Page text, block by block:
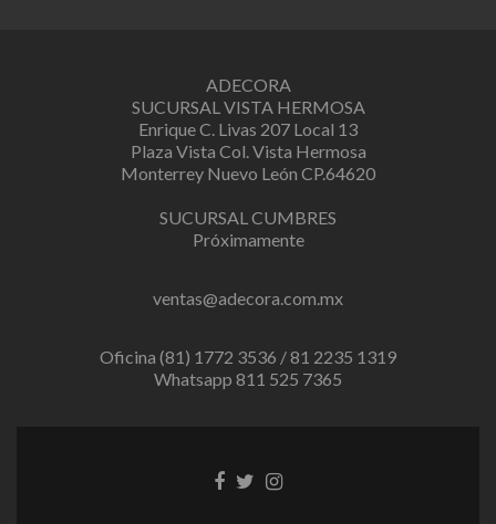
ADECORA
SUCURSAL VISTA HERMOSA
Enrique C. Livas 207 Local 13
Plaza Vista Col. Vista Hermosa
Monterrey Nuevo León CP.64620
SUCURSAL CUMBRES
Próximamente
ventas@adecora.com.mx
Oficina (81) 1772 3536 / 81 2235 1319
Whatsapp 811 525 7365
Facebook
TwitterInstagram